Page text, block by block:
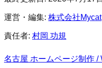
運営・編集: 株式会社Mycat
責任者: 村岡 功規
名古屋 ホームページ制作 /